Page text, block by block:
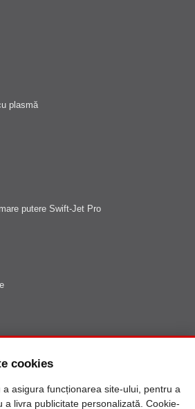
plasmă
putere Swift-Jet Pro
cookies
asigura funcționarea site-ului, pentru a
a livra publicitate personalizată. Cookie-